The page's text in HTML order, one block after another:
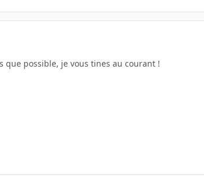
que possible, je vous tines au courant !